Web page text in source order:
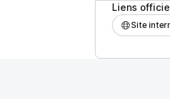
Liens
Site